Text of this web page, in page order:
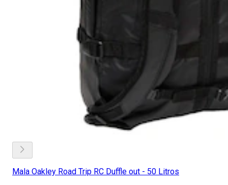
Mala Oakley Road Trip RC Duffle out - 50 Litros